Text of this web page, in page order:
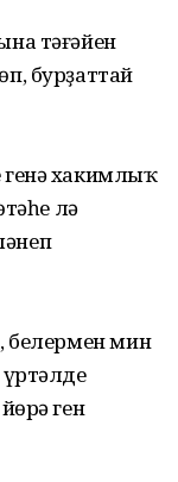
тәғәйен
бурҙаттай
генә хакимлыҡ
лә
белермен мин
ген